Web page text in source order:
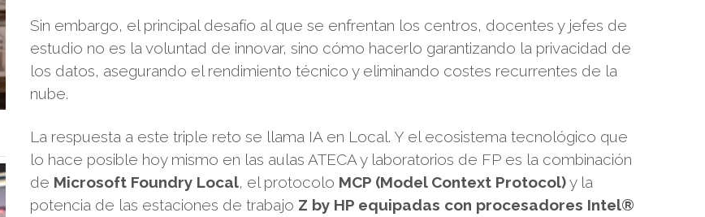
Sin embargo, el principal desafío al que se enfrentan los centros, docentes y jefes de
estudio no es la voluntad de innovar, sino cómo hacerlo garantizando la privacidad de
los datos, asegurando el rendimiento técnico y eliminando costes recurrentes de la
nube.
La respuesta a este triple reto se llama IA en Local. Y el ecosistema tecnológico que
lo hace posible hoy mismo en las aulas ATECA y laboratorios de FP es la combinación
de Microsoft Foundry Local, el protocolo MCP (Model Context Protocol)y la
potencia de las estaciones de trabajo Z by HP equipadas con procesadores Intel®